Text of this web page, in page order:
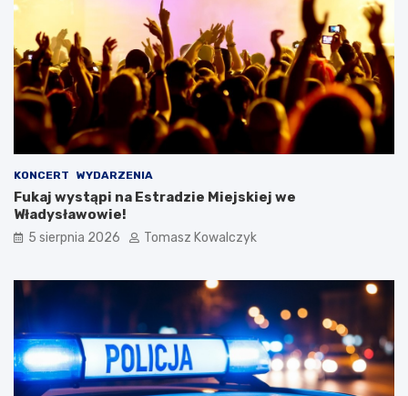
KONCERT WYDARZENIA
Fukaj wystąpi na Estradzie Miejskiej we
Władysławowie!
5 sierpnia 2026 Tomasz Kowalczyk